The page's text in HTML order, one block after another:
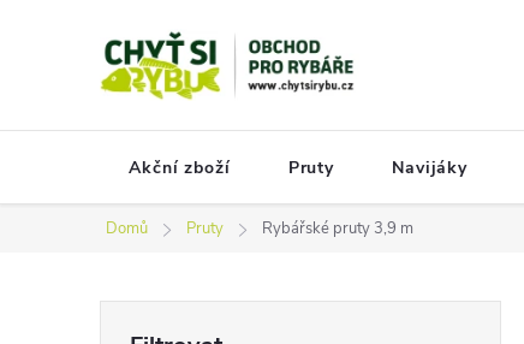
Akční zboží Pruty Navijáky
Domů Pruty Rybářské pruty 3,9 m